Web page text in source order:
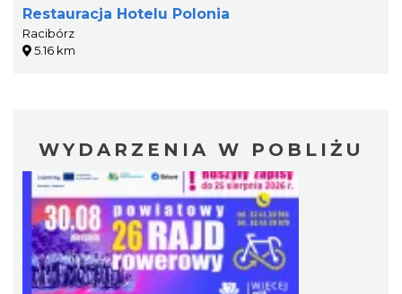
Restauracja Hotelu Polonia
Racibórz
5.16 km
WYDARZENIA W POBLIŻU